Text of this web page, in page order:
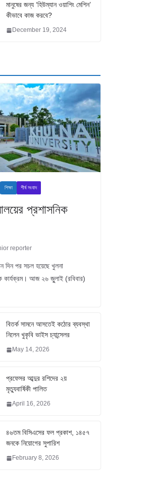
মানুষের জন্য ‘হিউম্যান ওয়াশিং মেশিন’
কীভাবে কাজ করবে?
December 19, 2024
শিক্ষা শীর্ষ সংবাদ
প্রশাসনিক
reporter
দিন পর সচল হয়েছে খুলনা
কার্যক্রম। আজ ২৬ জুুলাই (রবিবার)
বিতর্ক সামনে আসতেই কঠোর ব্যবস্থা
নিলেন খুকৃবি ভাইস চ্যান্সেলর
May 14, 2026
প্রফেসর আব্দুর রশিদের ২য়
মৃত্যুবার্ষিকী পালিত
April 16, 2026
৪৬তম বিসিএসের ফল প্রকাশ, ১৪৫৭
জনকে নিয়োগের সুপারিশ
February 8, 2026